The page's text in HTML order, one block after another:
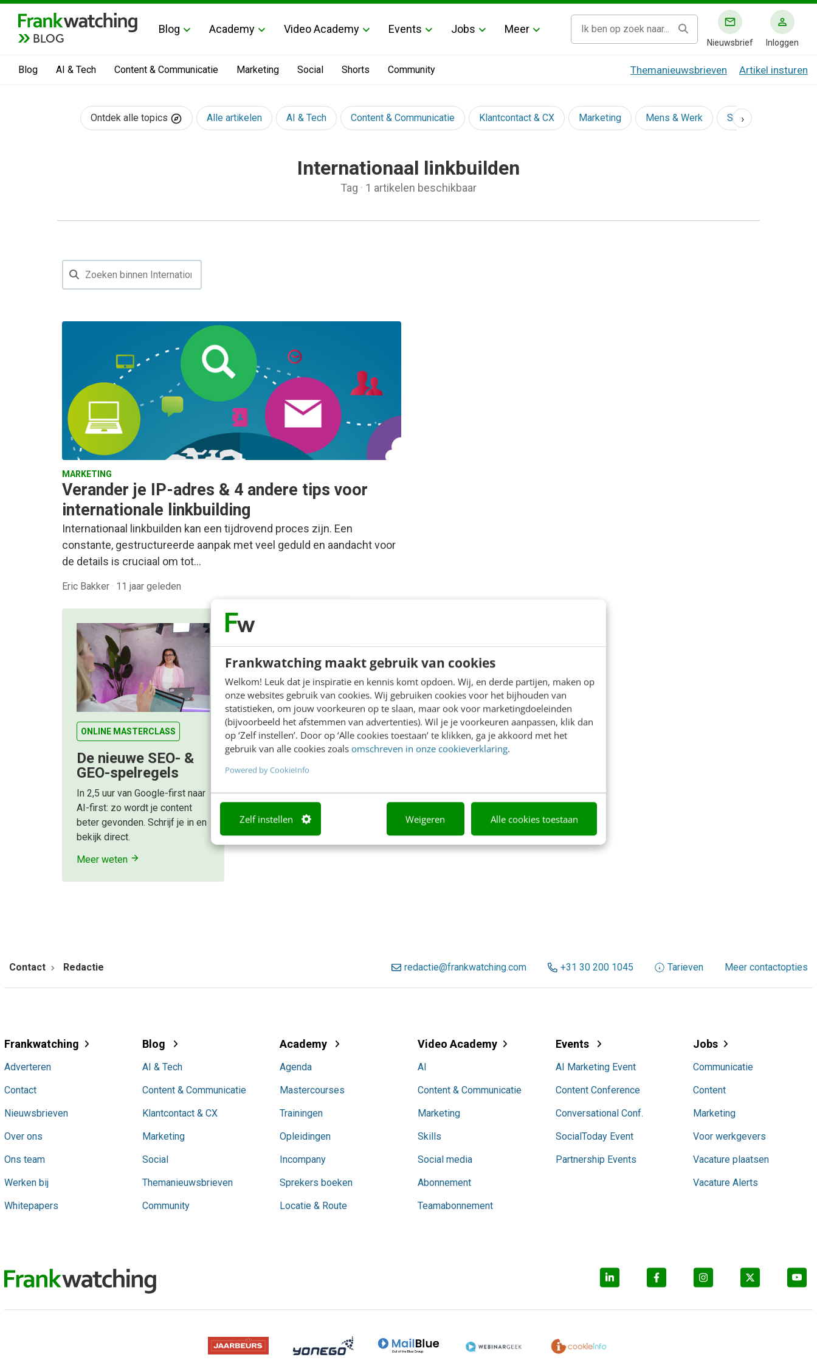
Frankwatching maakt gebruik van cookies
Welkom! Leuk dat je inspiratie en kennis komt opdoen. Wij, en derde partijen, maken op
onze websites gebruik van cookies. Wij gebruiken cookies voor het bijhouden van
statistieken, om jouw voorkeuren op te slaan, maar ook voor marketingdoeleinden
(bijvoorbeeld het afstemmen van advertenties). Wil je je voorkeuren aanpassen, klik dan
op ‘Zelf instellen’. Door op ‘Alle cookies toestaan’ te klikken, ga je akkoord met het
gebruik van alle cookies zoals omschreven in onze cookieverklaring.
Powered by CookieInfo
Zelf instellen Weigeren Alle cookies toestaan
BLOG
Blog Academy Video Academy Events Jobs Meer
Nieuwsbrief Inloggen
Blog AI & Tech Content & Communicatie Marketing Social Shorts Community Themanieuwsbrieven Artikel insturen
Ontdek alle topics Alle artikelen AI & Tech Content & Communicatie Klantcontact & CX Marketing Mens & Werk Social
›
Internationaal linkbuilden
Tag · 1 artikelen beschikbaar
MARKETING
Verander je IP-adres & 4 andere tips voor
internationale linkbuilding
Internationaal linkbuilden kan een tijdrovend proces zijn. Een
constante, gestructureerde aanpak met veel geduld en aandacht voor
de details is cruciaal om tot…
Eric Bakker · 11 jaar geleden
ONLINE MASTERCLASS
De nieuwe SEO- &
GEO-spelregels
In 2,5 uur van Google-first naar
AI-first: zo wordt je content
beter gevonden. Schrijf je in en
bekijk direct.
Meer weten
Contact Redactie redactie@frankwatching.com +31 30 200 1045 Tarieven Meer contactopties
Frankwatching
Adverteren
Contact
Nieuwsbrieven
Over ons
Ons team
Werken bij
Whitepapers
Blog
AI & Tech
Content & Communicatie
Klantcontact & CX
Marketing
Social
Themanieuwsbrieven
Community
Academy
Agenda
Mastercourses
Trainingen
Opleidingen
Incompany
Sprekers boeken
Locatie & Route
Video Academy
AI
Content & Communicatie
Marketing
Skills
Social media
Abonnement
Teamabonnement
Events
AI Marketing Event
Content Conference
Conversational Conf.
SocialToday Event
Partnership Events
Jobs
Communicatie
Content
Marketing
Voor werkgevers
Vacature plaatsen
Vacature Alerts